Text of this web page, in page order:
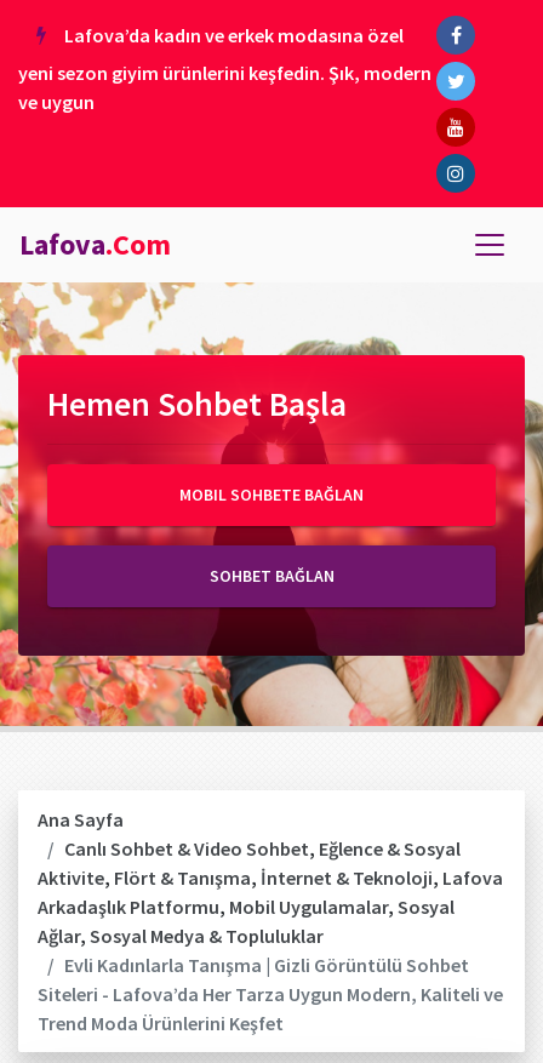
Lafova’da kadın ve erkek modasına özel
yeni sezon giyim ürünlerini keşfedin. Şık, modern
ve uygun
Lafova.Com
Hemen Sohbet Başla
MOBIL SOHBETE BAĞLAN
SOHBET BAĞLAN
Ana Sayfa
Canlı Sohbet & Video Sohbet, Eğlence & Sosyal
Aktivite, Flört & Tanışma, İnternet & Teknoloji, Lafova
Arkadaşlık Platformu, Mobil Uygulamalar, Sosyal
Ağlar, Sosyal Medya & Topluluklar
Evli Kadınlarla Tanışma | Gizli Görüntülü Sohbet
Siteleri - Lafova’da Her Tarza Uygun Modern, Kaliteli ve
Trend Moda Ürünlerini Keşfet